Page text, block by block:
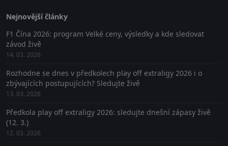
Nejnovější články
F1 Čína 2026: program Velké ceny, výsledky a kde sledovat
závod živě
14. 03. 2026
Rozhodne se dnes v předkolech play off extraligy 2026 i o
zbývajících postupujících? Sledujte živě
13. 03. 2026
Předkola play off extraligy 2026: sledujte dnešní zápasy živě
(12. 3.)
12. 03. 2026